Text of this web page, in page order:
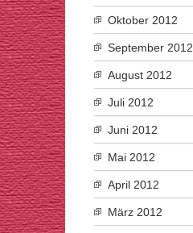
Oktober 2012
September 2012
August 2012
Juli 2012
Juni 2012
Mai 2012
April 2012
März 2012